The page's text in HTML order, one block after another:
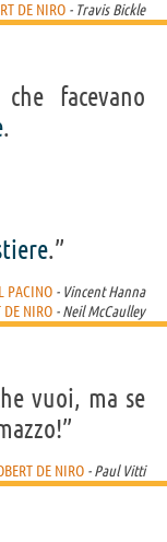
DE NIRO - Travis Bickle
facevano
.
.”
PACINO - Vincent Hanna
DE NIRO - Neil McCaulley
vuoi, ma se
DE NIRO - Paul Vitti